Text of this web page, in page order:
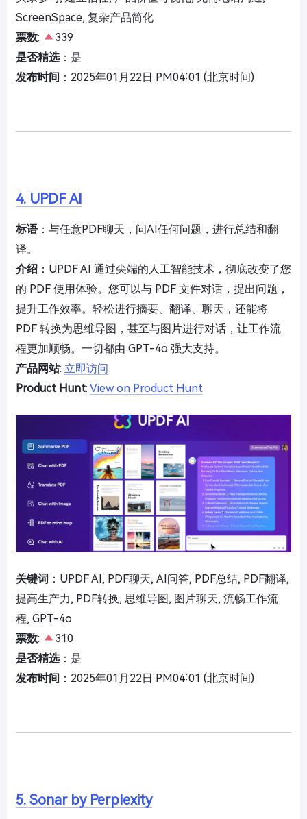
ScreenSpace, 复杂产品简化
票数:
339
是否精选：是
发布时间 ：2025年01月22日 PM04:01 (北京时间)
4. UPDF AI
标语：与任意PDF聊天，问AI任何问题，进行总结和翻
译。
介绍 ：UPDF AI 通过尖端的人工智能技术，彻底改变了您
的 PDF 使用体验。您可以与 PDF 文件对话，提出问题，
提升工作效率。轻松进行摘要、翻译、聊天，还能将
PDF 转换为思维导图，甚至与图片进行对话，让工作流
程更加顺畅。一切都由 GPT-4o 强大支持。
产品网站: 立即访问
Product Hunt: View on Product Hunt
关键词 ：UPDF AI, PDF聊天, AI问答, PDF总结, PDF翻译,
提高生产力, PDF转换, 思维导图, 图片聊天, 流畅工作流
程, GPT-4o
票数:
310
是否精选：是
发布时间 ：2025年01月22日 PM04:01 (北京时间)
5. Sonar by Perplexity